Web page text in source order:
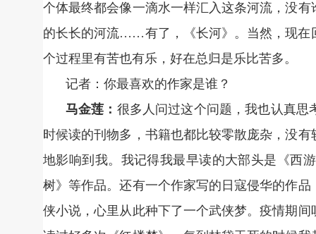
个体最终都会像一滴水一样汇入这条河流，没
的长长的河流……有了，《长河》。当然，现在
个过程里有苦也有乐，好在总归是乐比苦多。
记者：你最喜欢的作家是谁？
马金莲： 很多人问过这个问题，我也认真
时候读的刊物多，书籍也都比较零散庞杂，没
地影响到我。我记得我最早读的大部头是《西
树》等作品。还有一个作家写的日寇侵华的作
侠小说，心里从此种下了一个武侠梦。疫情期